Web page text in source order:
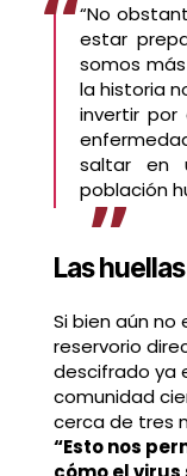
“No
estar
somos
la historia
invertir
saltar en
población
Las
Si bien aún
reservorio
descifrado ya
comunidad
cerca de tres
“Esto nos